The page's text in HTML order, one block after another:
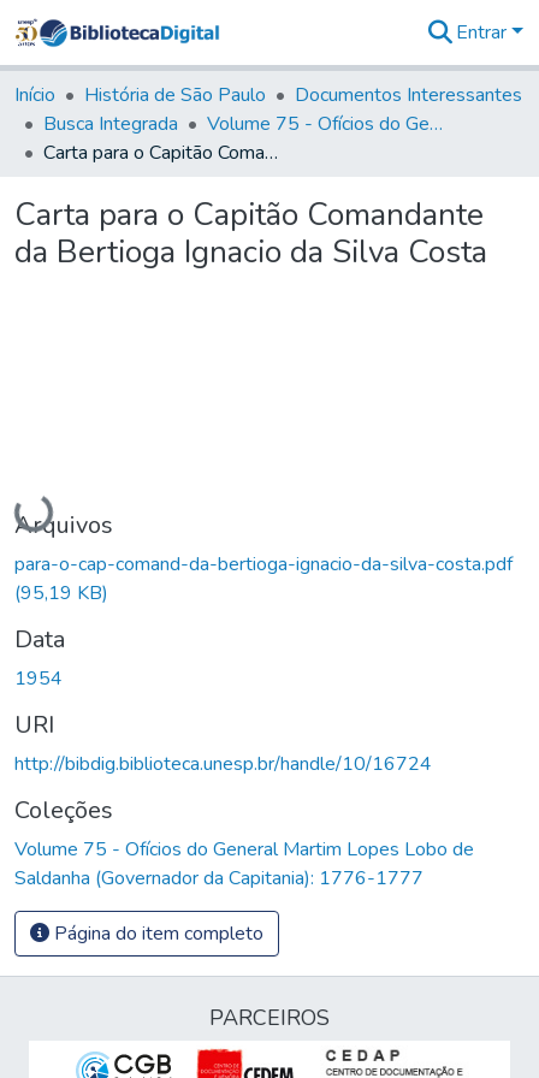
&
Coleções
Tudo na
Biblioteca
Estatísticas
Entrar
Início História de São Paulo
Documentos Interessantes
Busca Integrada
Volume 75 - Ofícios do General Martim Lopes Lobo de Saldanha (Governador da Capitania): 1776-1777
Carta para o Capitão Comandante da Bertioga Ignacio da Silva Costa
Carta para o Capitão Comandante
da Bertioga Ignacio da Silva Costa
Carregando...
Arquivos
para-o-cap-comand-da-bertioga-ignacio-da-silva-costa.pdf
(95,19 KB)
Data
1954
URI
http://bibdig.biblioteca.unesp.br/handle/10/16724
Coleções
Volume 75 - Ofícios do General Martim Lopes Lobo de
Saldanha (Governador da Capitania): 1776-1777
Página do item completo
PARCEIROS